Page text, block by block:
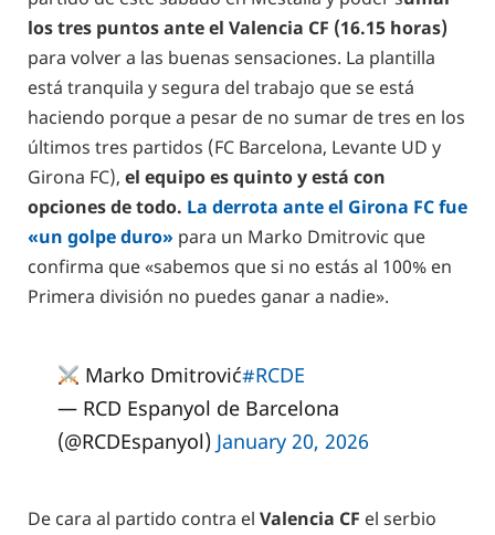
los tres puntos ante el Valencia CF (16.15 horas)
para volver a las buenas sensaciones. La plantilla
está tranquila y segura del trabajo que se está
haciendo porque a pesar de no sumar de tres en los
últimos tres partidos (FC Barcelona, Levante UD y
Girona FC), el equipo es quinto y está con
opciones de todo. La derrota ante el Girona FC fue
«un golpe duro» para un Marko Dmitrovic que
confirma que «sabemos que si no estás al 100% en
Primera división no puedes ganar a nadie».
Marko Dmitrović#RCDE
— RCD Espanyol de Barcelona
(@RCDEspanyol) January 20, 2026
De cara al partido contra el Valencia CF el serbio